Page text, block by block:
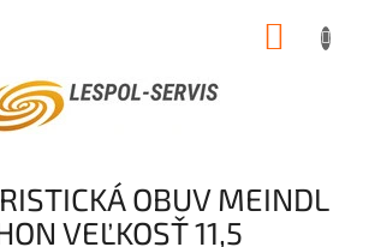
OBUV MEINDL
VEĽKOSŤ 11,5